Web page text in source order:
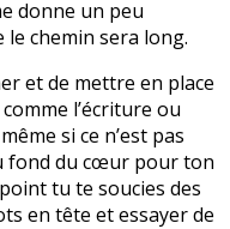
donne un peu
le chemin sera long.
et de mettre en place
l’écriture ou
si ce n’est pas
fond du cœur pour ton
tu te soucies des
en tête et essayer de